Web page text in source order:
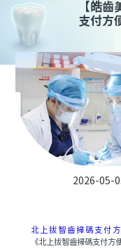
【皓齒
支付方
2026-05-
北上拔智齒掃碼支付
《北上拔智齒掃碼支付方便